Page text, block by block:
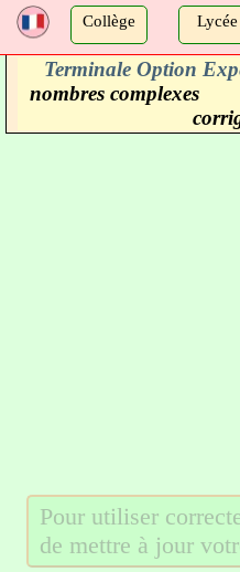
Pour utiliser
de mettre à jour
a Collège Lycée
Terminale Option
nombres complexes